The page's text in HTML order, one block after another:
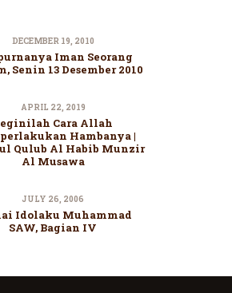
DECEMBER 19, 2010
Iman Seorang
Senin 13 Desember 2010
APRIL 22, 2019
Cara Allah
Hambanya |
Qulub Al Habib Munzir
Al Musawa
JULY 26, 2006
Idolaku Muhammad
SAW, Bagian IV